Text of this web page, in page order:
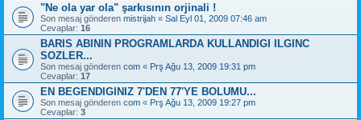
"Ne ola yar ola" şarkısının orjinali !
Son mesaj gönderen mistrijah « Sal Eyl 01, 2009 07:46 am
Cevaplar: 16
BARIS ABININ PROGRAMLARDA KULLANDIGI ILGINC
SOZLER...
Son mesaj gönderen com « Prş Ağu 13, 2009 19:31 pm
Cevaplar: 17
EN BEGENDIGINIZ 7'DEN 77'YE BOLUMU...
Son mesaj gönderen com « Prş Ağu 13, 2009 19:27 pm
Cevaplar: 3